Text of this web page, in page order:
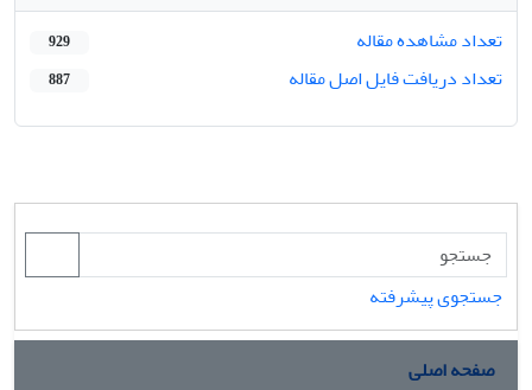
تعداد مشاهده مقاله
929
تعداد دریافت فایل اصل مقاله 887
جستجوی پیشرفته
صفحه اصلی